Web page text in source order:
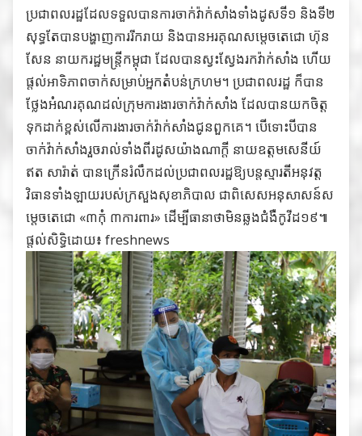
ប្រជាពលរដ្ឋដែលទទួលបានការចាក់វ៉ាក់សាំងទាំងដូសទី១ និងទី២
សុទ្ធតែបានបង្ហាញការរីករាយ និងបានអរគុណសម្តេចតេជោ ហ៊ុន
សែន នាយករដ្ឋមន្ត្រីកម្ពុជា ដែលបានស្វះស្វែងរកវ៉ាក់សាំង ហើយ
ផ្តល់អាទិភាពចាក់សម្រាប់អ្នកតំបន់ក្រហម។ ប្រជាពលរដ្ឋ ក៏បាន
ថ្លែងអំណរគុណដល់ក្រុមការងារចាក់វ៉ាក់សាំង ដែលបានយកចិត្ត
ទុកដាក់ខ្ពស់លើការងារចាក់វ៉ាក់សាំងជូនពួកគេ។ បើទោះបីបាន
ចាក់វ៉ាក់សាំងរួចរាល់ទាំងពីរដូសយ៉ាងណាក្តី នាយឧត្តមសេនីយ៍
ឥត សារ៉ាត់ បានក្រើនរំលឹកដល់ប្រជាពលរដ្ឋឱ្យបន្តស្មារតីអនុវត្ត
វិធានទាំងឡាយរបស់ក្រសួងសុខាភិបាល ជាពិសេសអនុសាសន៍ស
ម្តេចតេជោ «៣កុំ ៣ការពារ» ដើម្បីធានាថាមិនឆ្លងជំងឺកូវីដ១៩៕
ផ្តល់សិទ្ធិដោយ៖ freshnews